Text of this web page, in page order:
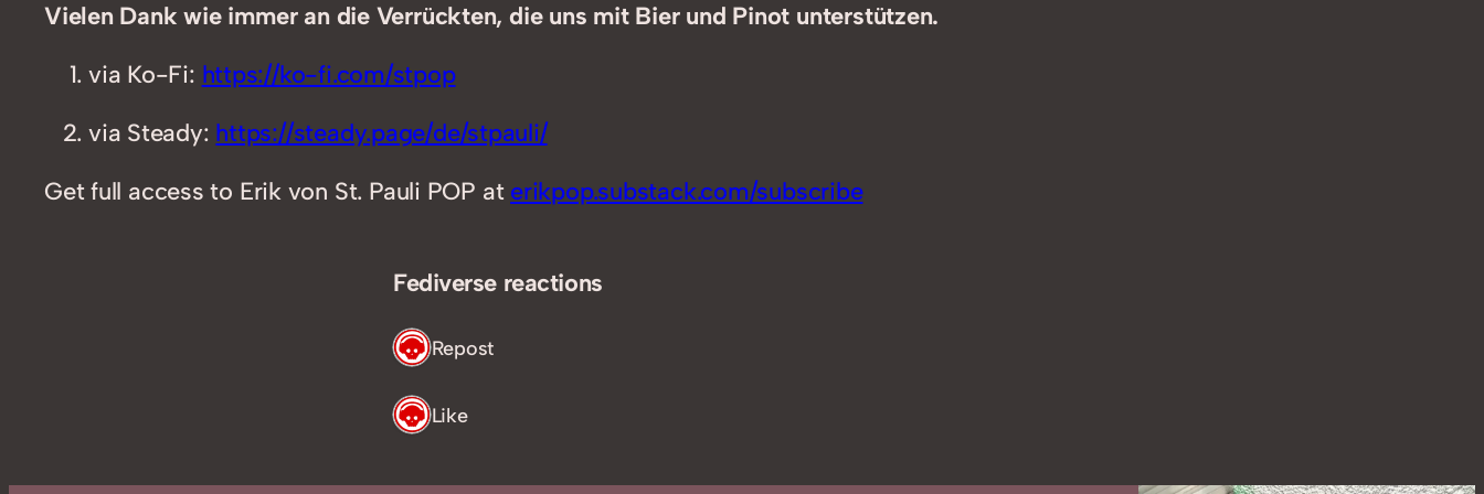
Vielen Dank wie immer an die Verrückten, die uns mit Bier und Pinot unterstützen.
via Ko-Fi: https://ko-fi.com/stpop
via Steady: https://steady.page/de/stpauli/
Get full access to Erik von St. Pauli POP at erikpop.substack.com/subscribe
Fediverse reactions
1 Repost
1 Like